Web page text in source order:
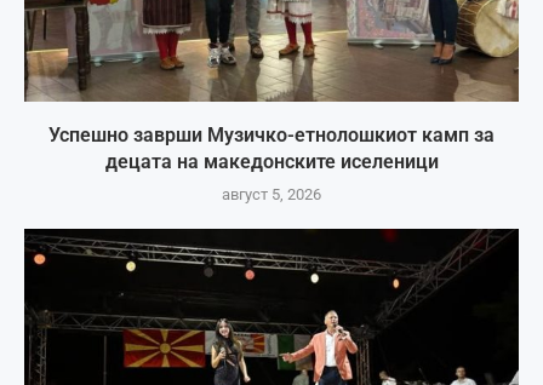
Успешно заврши Музичко-етнолошкиот камп за
децата на македонските иселеници
август 5, 2026